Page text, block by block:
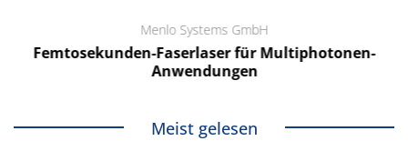
Menlo Systems GmbH
Femtosekunden-Faserlaser für Multiphotonen-
Anwendungen
Meist gelesen